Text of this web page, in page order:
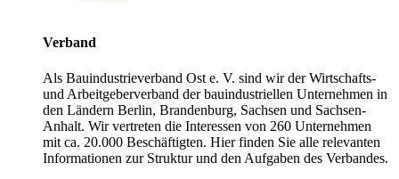
Verband
Als Bauindustrieverband Ost e. V. sind wir der Wirtschafts-
und Arbeitgeberverband der bauindustriellen Unternehmen in
den Ländern Berlin, Brandenburg, Sachsen und Sachsen-
Anhalt. Wir vertreten die Interessen von 260 Unternehmen
mit ca. 20.000 Beschäftigten. Hier finden Sie alle relevanten
Informationen zur Struktur und den Aufgaben des Verbandes.